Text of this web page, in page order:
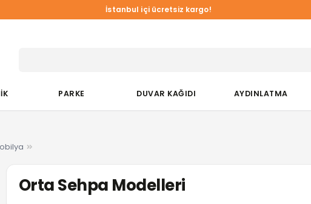
İstanbul içi ücretsiz kargo!
PARKE DUVAR KAĞIDI AYDINLATMA
Orta Sehpa Modelleri